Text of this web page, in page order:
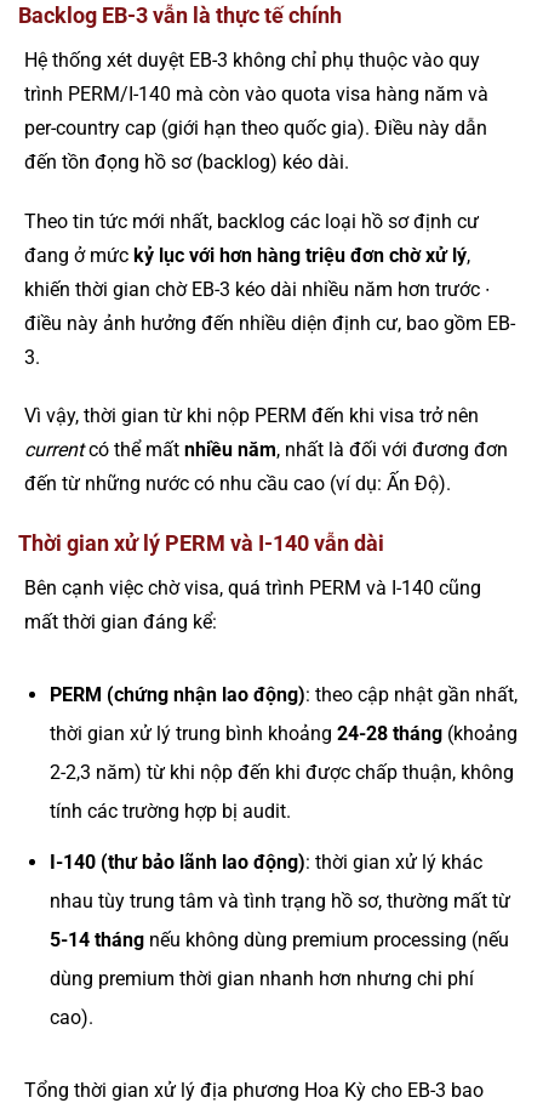
Backlog EB-3 vẫn là thực tế chính
Hệ thống xét duyệt EB-3 không chỉ phụ thuộc vào quy
trình PERM/I-140 mà còn vào quota visa hàng năm và
per-country cap (giới hạn theo quốc gia). Điều này dẫn
đến tồn đọng hồ sơ (backlog) kéo dài.
Theo tin tức mới nhất, backlog các loại hồ sơ định cư
đang ở mức kỷ lục với hơn hàng triệu đơn chờ xử lý,
khiến thời gian chờ EB-3 kéo dài nhiều năm hơn trước ∙
điều này ảnh hưởng đến nhiều diện định cư, bao gồm EB-
3.
Vì vậy, thời gian từ khi nộp PERM đến khi visa trở nên
currentcó thể mất nhiều năm, nhất là đối với đương đơn
đến từ những nước có nhu cầu cao (ví dụ: Ấn Độ).
Thời gian xử lý PERM và I-140 vẫn dài
Bên cạnh việc chờ visa, quá trình PERM và I-140 cũng
mất thời gian đáng kể:
PERM (chứng nhận lao động): theo cập nhật gần nhất,
thời gian xử lý trung bình khoảng 24-28 tháng(khoảng
2-2,3 năm) từ khi nộp đến khi được chấp thuận, không
tính các trường hợp bị audit.
I-140 (thư bảo lãnh lao động): thời gian xử lý khác
nhau tùy trung tâm và tình trạng hồ sơ, thường mất từ
5-14 thángnếu không dùng premium processing (nếu
dùng premium thời gian nhanh hơn nhưng chi phí
cao).
Tổng thời gian xử lý địa phương Hoa Kỳ cho EB-3 bao